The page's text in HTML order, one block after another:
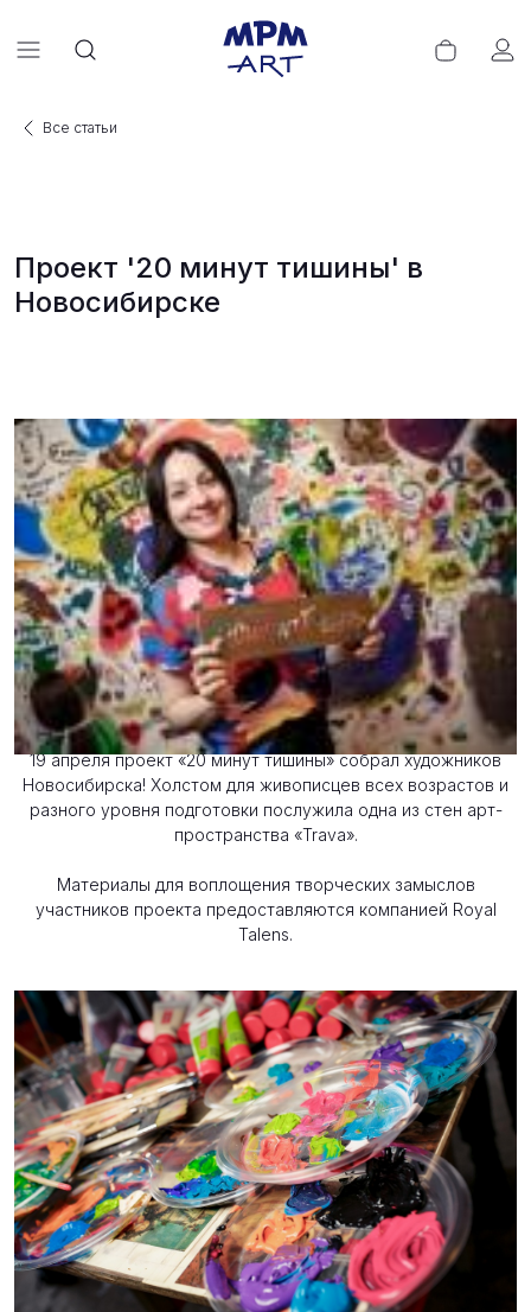
Все статьи
Проект '20 минут тишины' в
Новосибирске
Новости 29 мая 2018
19 апреля проект «20 минут тишины» собрал художников
Новосибирска! Холстом для живописцев всех возрастов и
разного уровня подготовки послужила одна из стен арт-
пространства «Trava».
Материалы для воплощения творческих замыслов
участников проекта предоставляются компанией Royal
Talens.